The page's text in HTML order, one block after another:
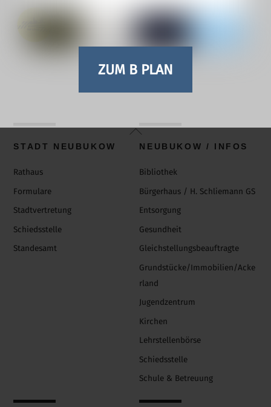
ZUM B PLAN
Pressemitteilung zum AKTIONSTAG
„KOMMUNEN AM LIMIT“
Back
To
STADT NEUBUKOW
Rathaus
Formulare
Stadtvertretung
Schiedsstelle
Standesamt
NEUBUKOW / INFOS
Bibliothek
Bürgerhaus / H. Schliemann GS
Entsorgung
Gesundheit
Gleichstellungsbeauftragte
Grundstücke/Immobilien/Acke
rland
Jugendzentrum
Kirchen
Lehrstellenbörse
Schiedsstelle
Schule & Betreuung